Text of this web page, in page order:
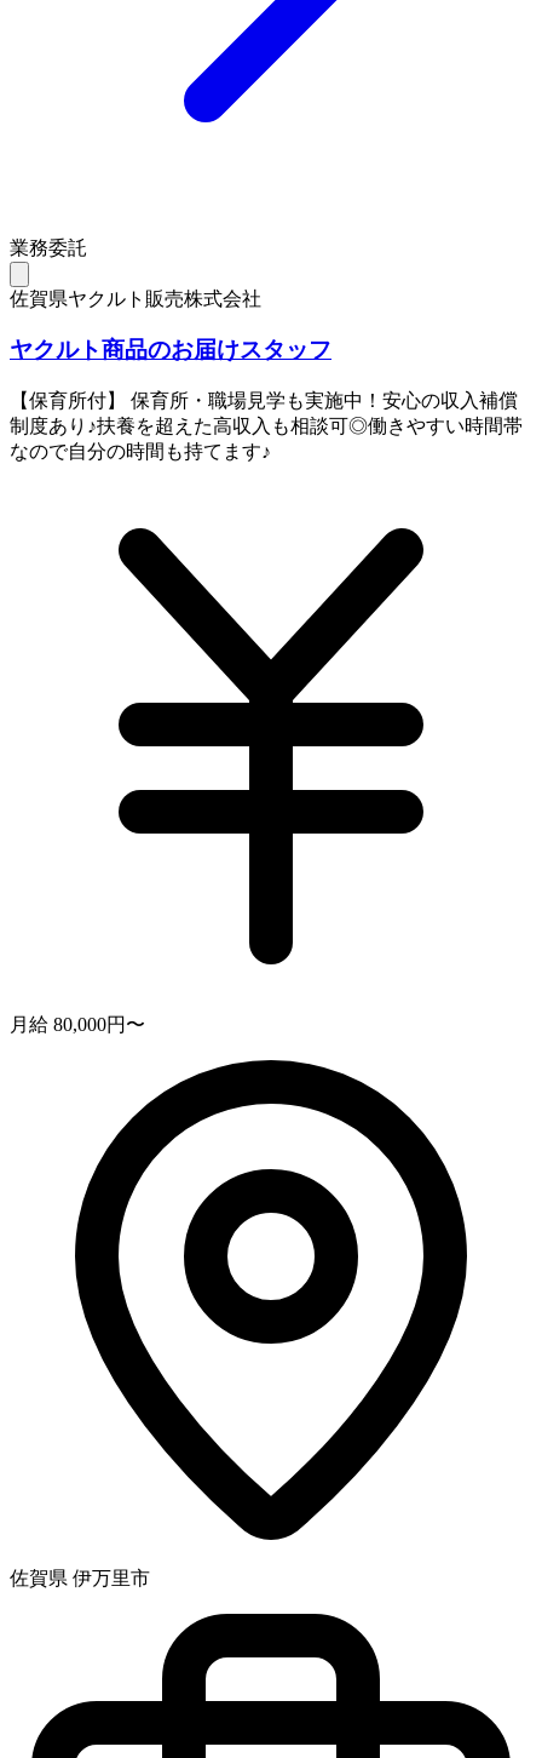
業務委託
佐賀県ヤクルト販売株式会社
ヤクルト商品のお届けスタッフ
【保育所付】 保育所・職場見学も実施中！安心の収入補償
制度あり♪扶養を超えた高収入も相談可◎働きやすい時間帯
なので自分の時間も持てます♪
月給 80,000円〜
佐賀県 伊万里市